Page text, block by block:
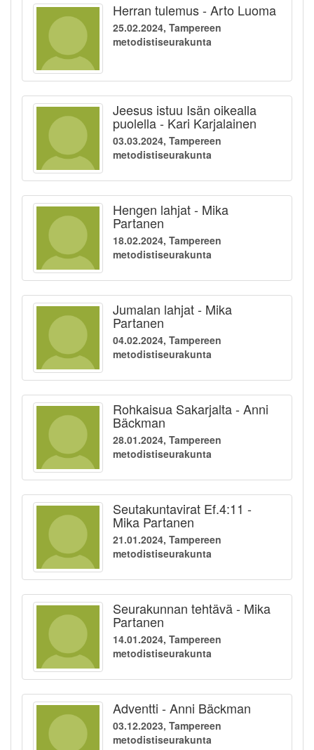
Herran tulemus - Arto Luoma
25.02.2024, Tampereen
metodistiseurakunta
Jeesus istuu Isän oikealla
puolella - Kari Karjalainen
03.03.2024, Tampereen
metodistiseurakunta
Hengen lahjat - Mika
Partanen
18.02.2024, Tampereen
metodistiseurakunta
Jumalan lahjat - Mika
Partanen
04.02.2024, Tampereen
metodistiseurakunta
Rohkaisua Sakarjalta - Anni
Bäckman
28.01.2024, Tampereen
metodistiseurakunta
Seutakuntavirat Ef.4:11 -
Mika Partanen
21.01.2024, Tampereen
metodistiseurakunta
Seurakunnan tehtävä - Mika
Partanen
14.01.2024, Tampereen
metodistiseurakunta
Adventti - Anni Bäckman
03.12.2023, Tampereen
metodistiseurakunta